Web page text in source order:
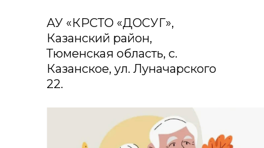
АУ «КРСТО «ДОСУГ»,
Казанский район,
Тюменская область, с.
Казанское, ул. Луначарского
22.